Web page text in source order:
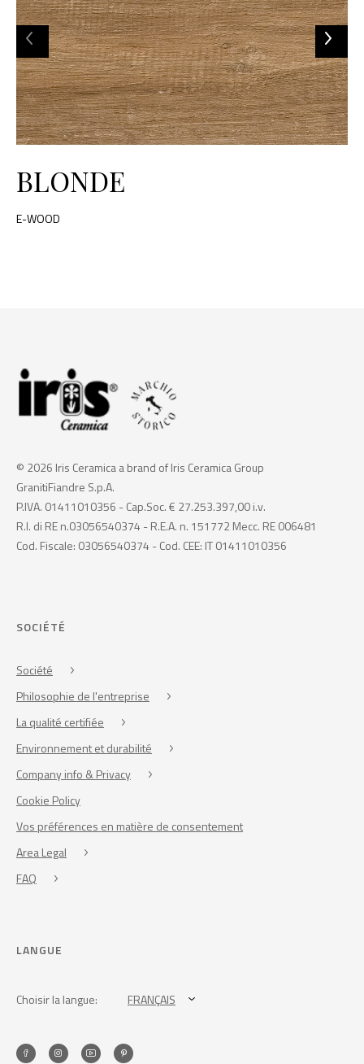
BLONDE
E-WOOD
© 2026 Iris Ceramica a brand of Iris Ceramica Group
GranitiFiandre S.p.A.
P.IVA. 01411010356 - Cap.Soc. € 27.253.397,00 i.v.
R.I. di RE n.03056540374 - R.E.A. n. 151772 Mecc. RE 006481
Cod. Fiscale: 03056540374 - Cod. CEE: IT 01411010356
SOCIÉTÉ
Société
Philosophie de l'entreprise
La qualité certifiée
Environnement et durabilité
Company info & Privacy
Cookie Policy
Vos préférences en matière de consentement
Area Legal
FAQ
LANGUE
Choisir la langue: FRANÇAIS